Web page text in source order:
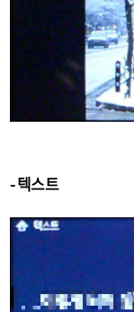
- 텍스트